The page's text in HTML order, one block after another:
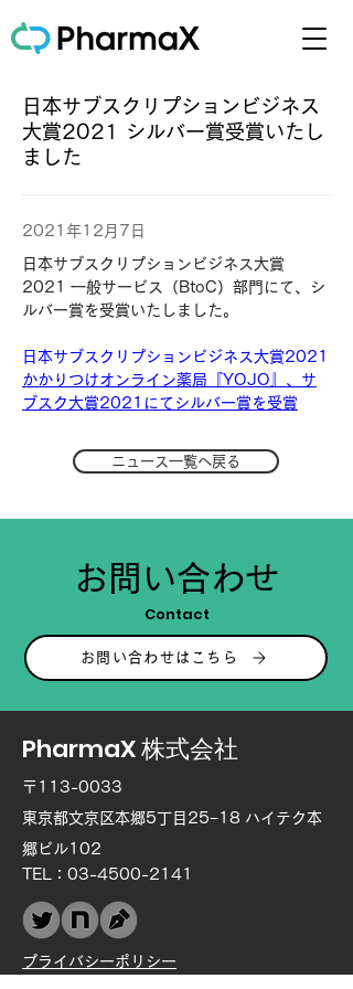
日本サブスクリプションビジネス
大賞2021 シルバー賞受賞いたし
ました
2021年12月7日
日本サブスクリプションビジネス大賞
2021 一般サービス（BtoC）部門にて、シ
ルバー賞を受賞いたしました。
日本サブスクリプションビジネス大賞2021
かかりつけオンライン薬局『YOJO』、サ
ブスク大賞2021にてシルバー賞を受賞
ニュース一覧へ戻る
お問い合わせ
Contact
お問い合わせはこちら
PharmaX 株式会社
〒113-0033
東京都文京区本郷5丁目25−18 ハイテク本
郷ビル102
TEL：03-4500-2141
プライバシーポリシー